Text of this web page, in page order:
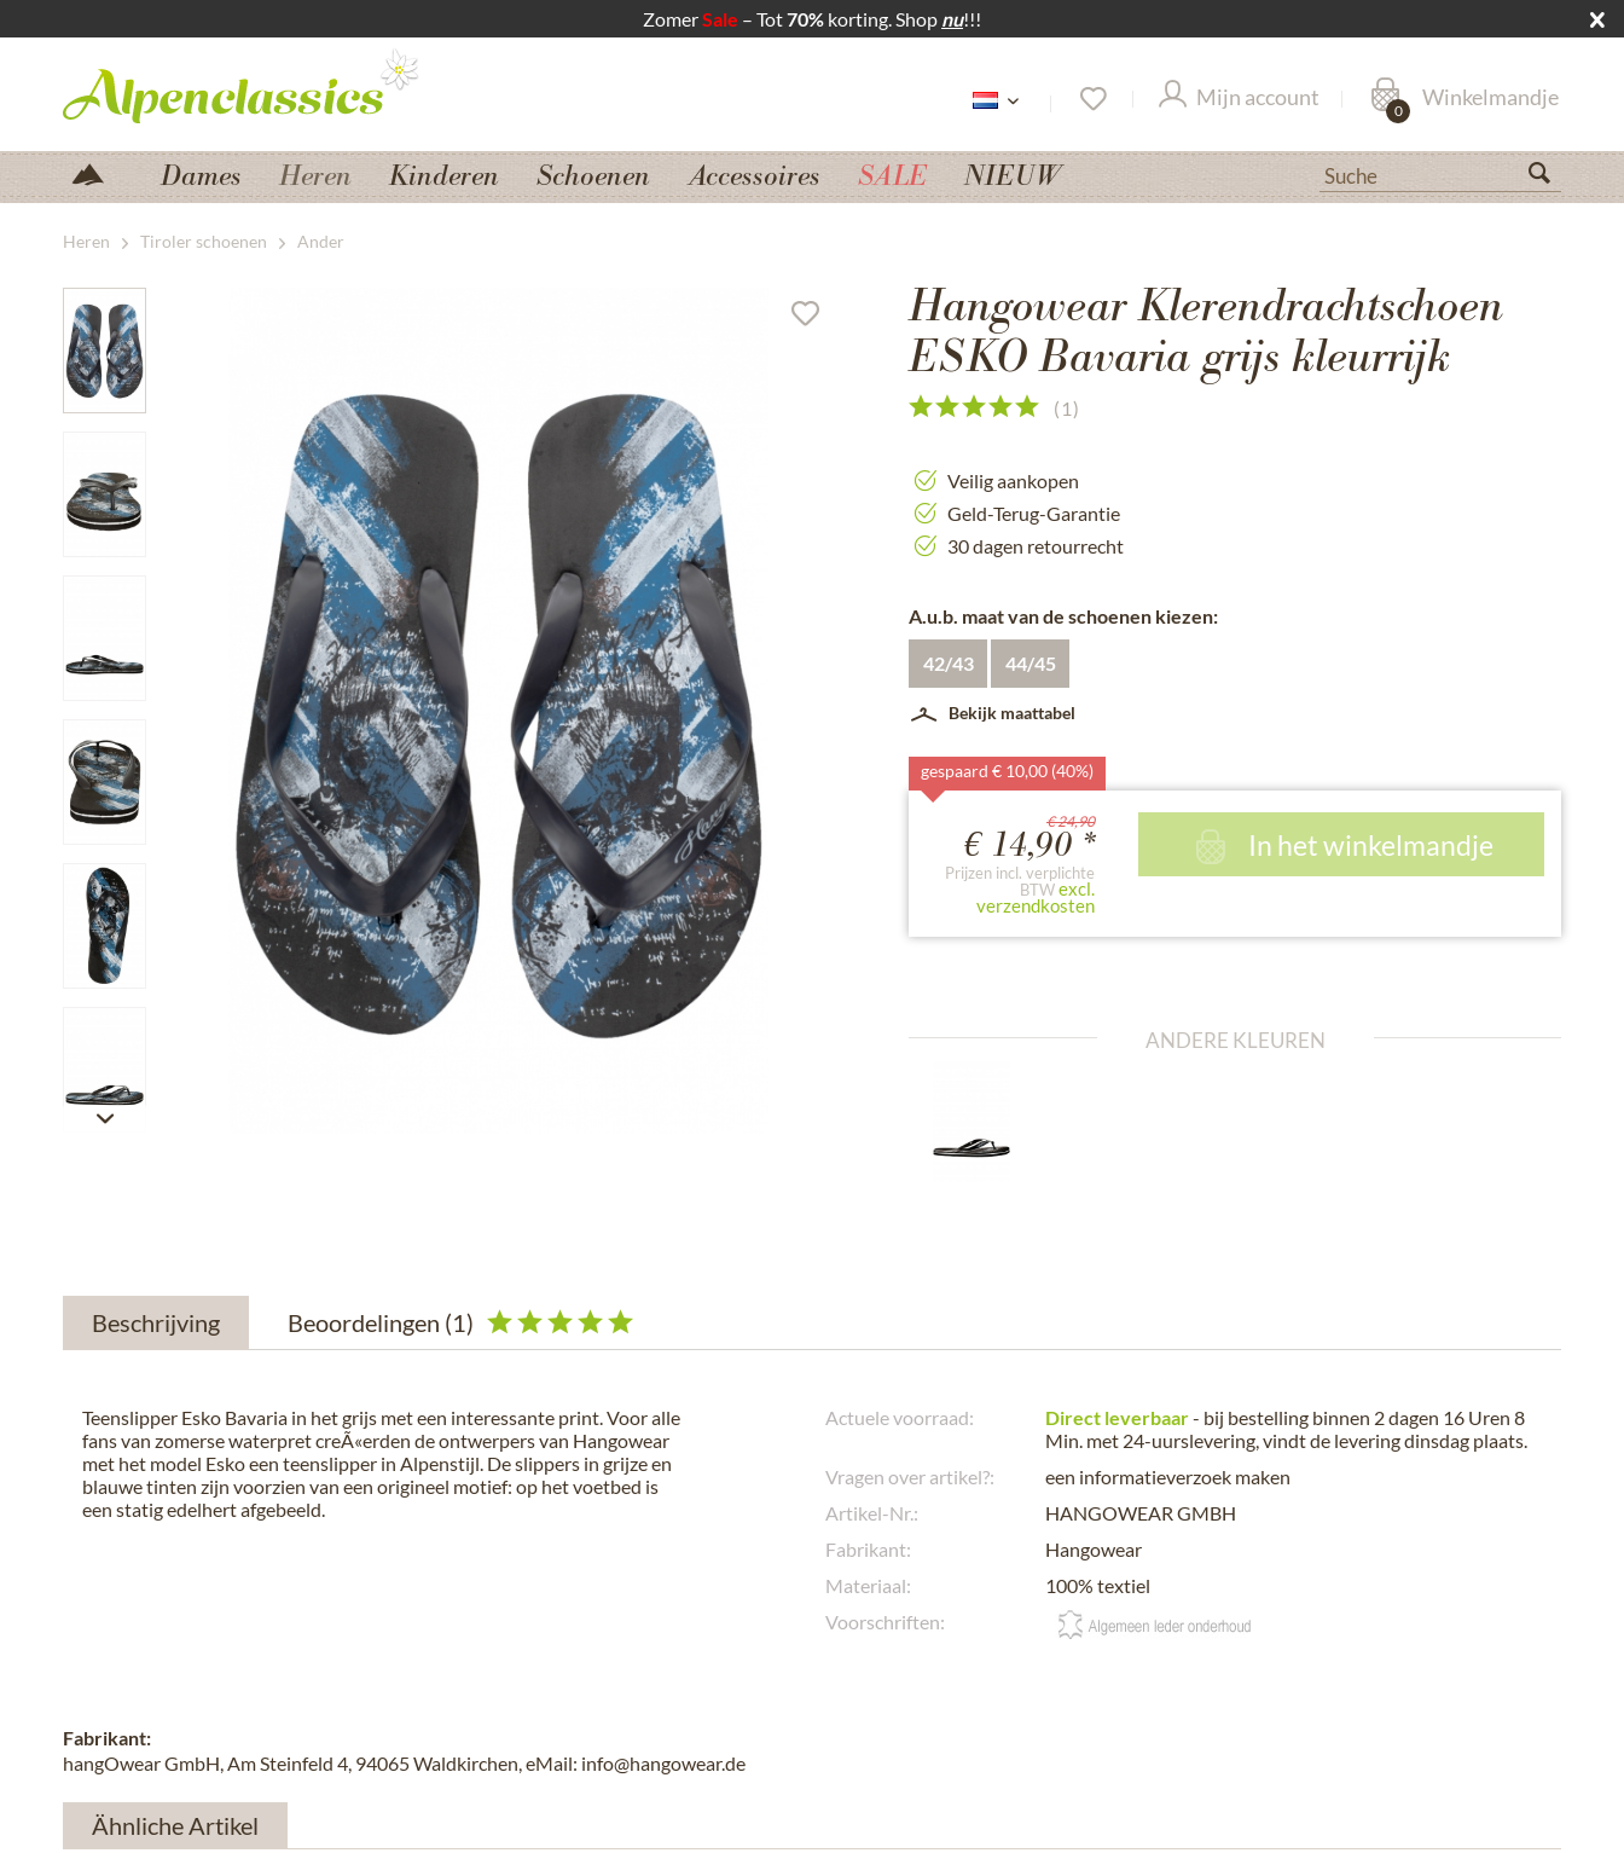
ZomerSale – Tot70% korting. Shop nu!!!
Zum Hauptbereich springen
Mijn account Winkelmandje
0
Dames Heren Kinderen Schoenen Accessoires SALE NIEUW
Heren Tiroler schoenen Ander
Hangowear Klerendrachtschoen
ESKO Bavaria grijs kleurrijk
( 1)
Veilig aankopen
Geld-Terug-Garantie
30 dagen retourrecht
A.u.b. maat van de schoenen kiezen:
42/43 44/45
Bekijk maattabel
€ 24,90
€ 14,90 *
gespaard € 10,00 (40%)
Prijzen incl. verplichte
BTWexcl.
verzendkosten
In het winkelmandje
ANDERE KLEUREN
Beschrijving Beoordelingen (1)
Teenslipper Esko Bavaria in het grijs met een interessante print. Voor alle
fans van zomerse waterpret creÃ«erden de ontwerpers van Hangowear
met het model Esko een teenslipper in Alpenstijl. De slippers in grijze en
blauwe tinten zijn voorzien van een origineel motief: op het voetbed is
een statig edelhert afgebeeld.
Actuele voorraad: Direct leverbaar- bij bestelling binnen 2 dagen 16 Uren 8
Min. met 24-uurslevering, vindt de leveringdinsdag plaats.
Vragen over artikel?:
een informatieverzoek maken
Artikel-Nr.:
HANGOWEAR GMBH
Fabrikant:
Hangowear
Materiaal:
100% textiel
Voorschriften:
Fabrikant:
hangOwear GmbH, Am Steinfeld 4, 94065 Waldkirchen, eMail: info@hangowear.de
Ähnliche Artikel